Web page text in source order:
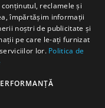
reclamele și
împărtășim informații
noștri de publicitate și
pe care le-ați furnizat
lor. Politica de